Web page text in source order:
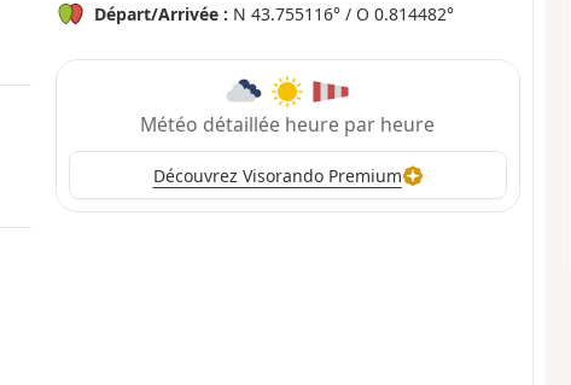
Départ/Arrivée : N 43.755116° / O 0.814482°
Météo détaillée heure par heure
Découvrez Visorando Premium